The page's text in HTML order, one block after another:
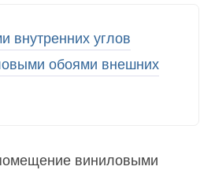
внутренних углов
обоями внешних
виниловыми